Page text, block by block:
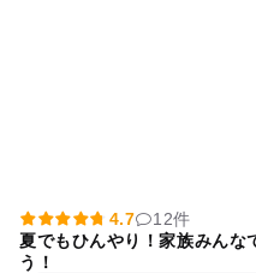
4.7
12件
夏でもひんやり！家族みんな
う！